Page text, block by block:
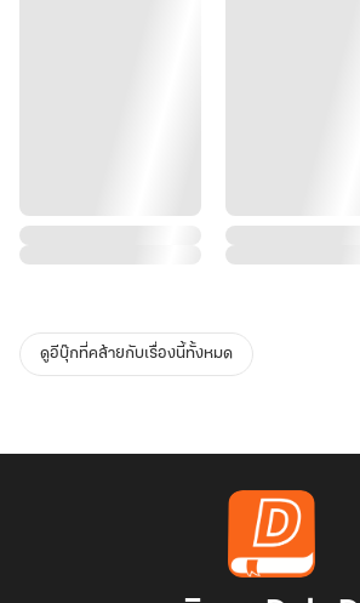
ดูอีบุ๊กที่คล้ายกับเรื่องนี้ทั้งหมด